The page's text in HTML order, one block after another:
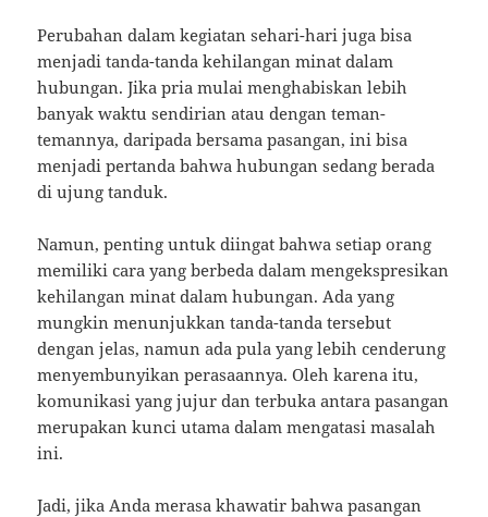
Perubahan dalam kegiatan sehari-hari juga bisa
menjadi tanda-tanda kehilangan minat dalam
hubungan. Jika pria mulai menghabiskan lebih
banyak waktu sendirian atau dengan teman-
temannya, daripada bersama pasangan, ini bisa
menjadi pertanda bahwa hubungan sedang berada
di ujung tanduk.
Namun, penting untuk diingat bahwa setiap orang
memiliki cara yang berbeda dalam mengekspresikan
kehilangan minat dalam hubungan. Ada yang
mungkin menunjukkan tanda-tanda tersebut
dengan jelas, namun ada pula yang lebih cenderung
menyembunyikan perasaannya. Oleh karena itu,
komunikasi yang jujur dan terbuka antara pasangan
merupakan kunci utama dalam mengatasi masalah
ini.
Jadi, jika Anda merasa khawatir bahwa pasangan